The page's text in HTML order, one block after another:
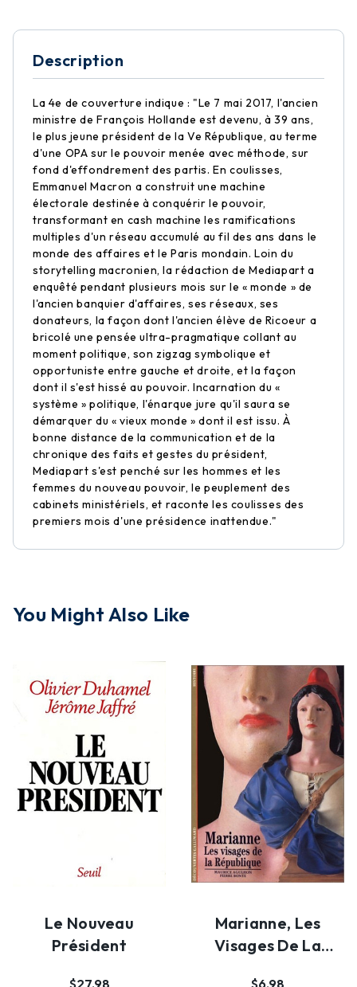
Description
La 4e de couverture indique : "Le 7 mai 2017, l'ancien
ministre de François Hollande est devenu, à 39 ans,
le plus jeune président de la Ve République, au terme
d'une OPA sur le pouvoir menée avec méthode, sur
fond d'effondrement des partis. En coulisses,
Emmanuel Macron a construit une machine
électorale destinée à conquérir le pouvoir,
transformant en cash machine les ramifications
multiples d'un réseau accumulé au fil des ans dans le
monde des affaires et le Paris mondain. Loin du
storytelling macronien, la rédaction de Mediapart a
enquêté pendant plusieurs mois sur le « monde » de
l'ancien banquier d'affaires, ses réseaux, ses
donateurs, la façon dont l'ancien élève de Ricoeur a
bricolé une pensée ultra-pragmatique collant au
moment politique, son zigzag symbolique et
opportuniste entre gauche et droite, et la façon
dont il s'est hissé au pouvoir. Incarnation du «
système » politique, l'énarque jure qu'il saura se
démarquer du « vieux monde » dont il est issu. À
bonne distance de la communication et de la
chronique des faits et gestes du président,
Mediapart s'est penché sur les hommes et les
femmes du nouveau pouvoir, le peuplement des
cabinets ministériels, et raconte les coulisses des
premiers mois d'une présidence inattendue."
You Might Also Like
Le Nouveau
Président
$27.98
Marianne, Les
Visages De La
$6.98